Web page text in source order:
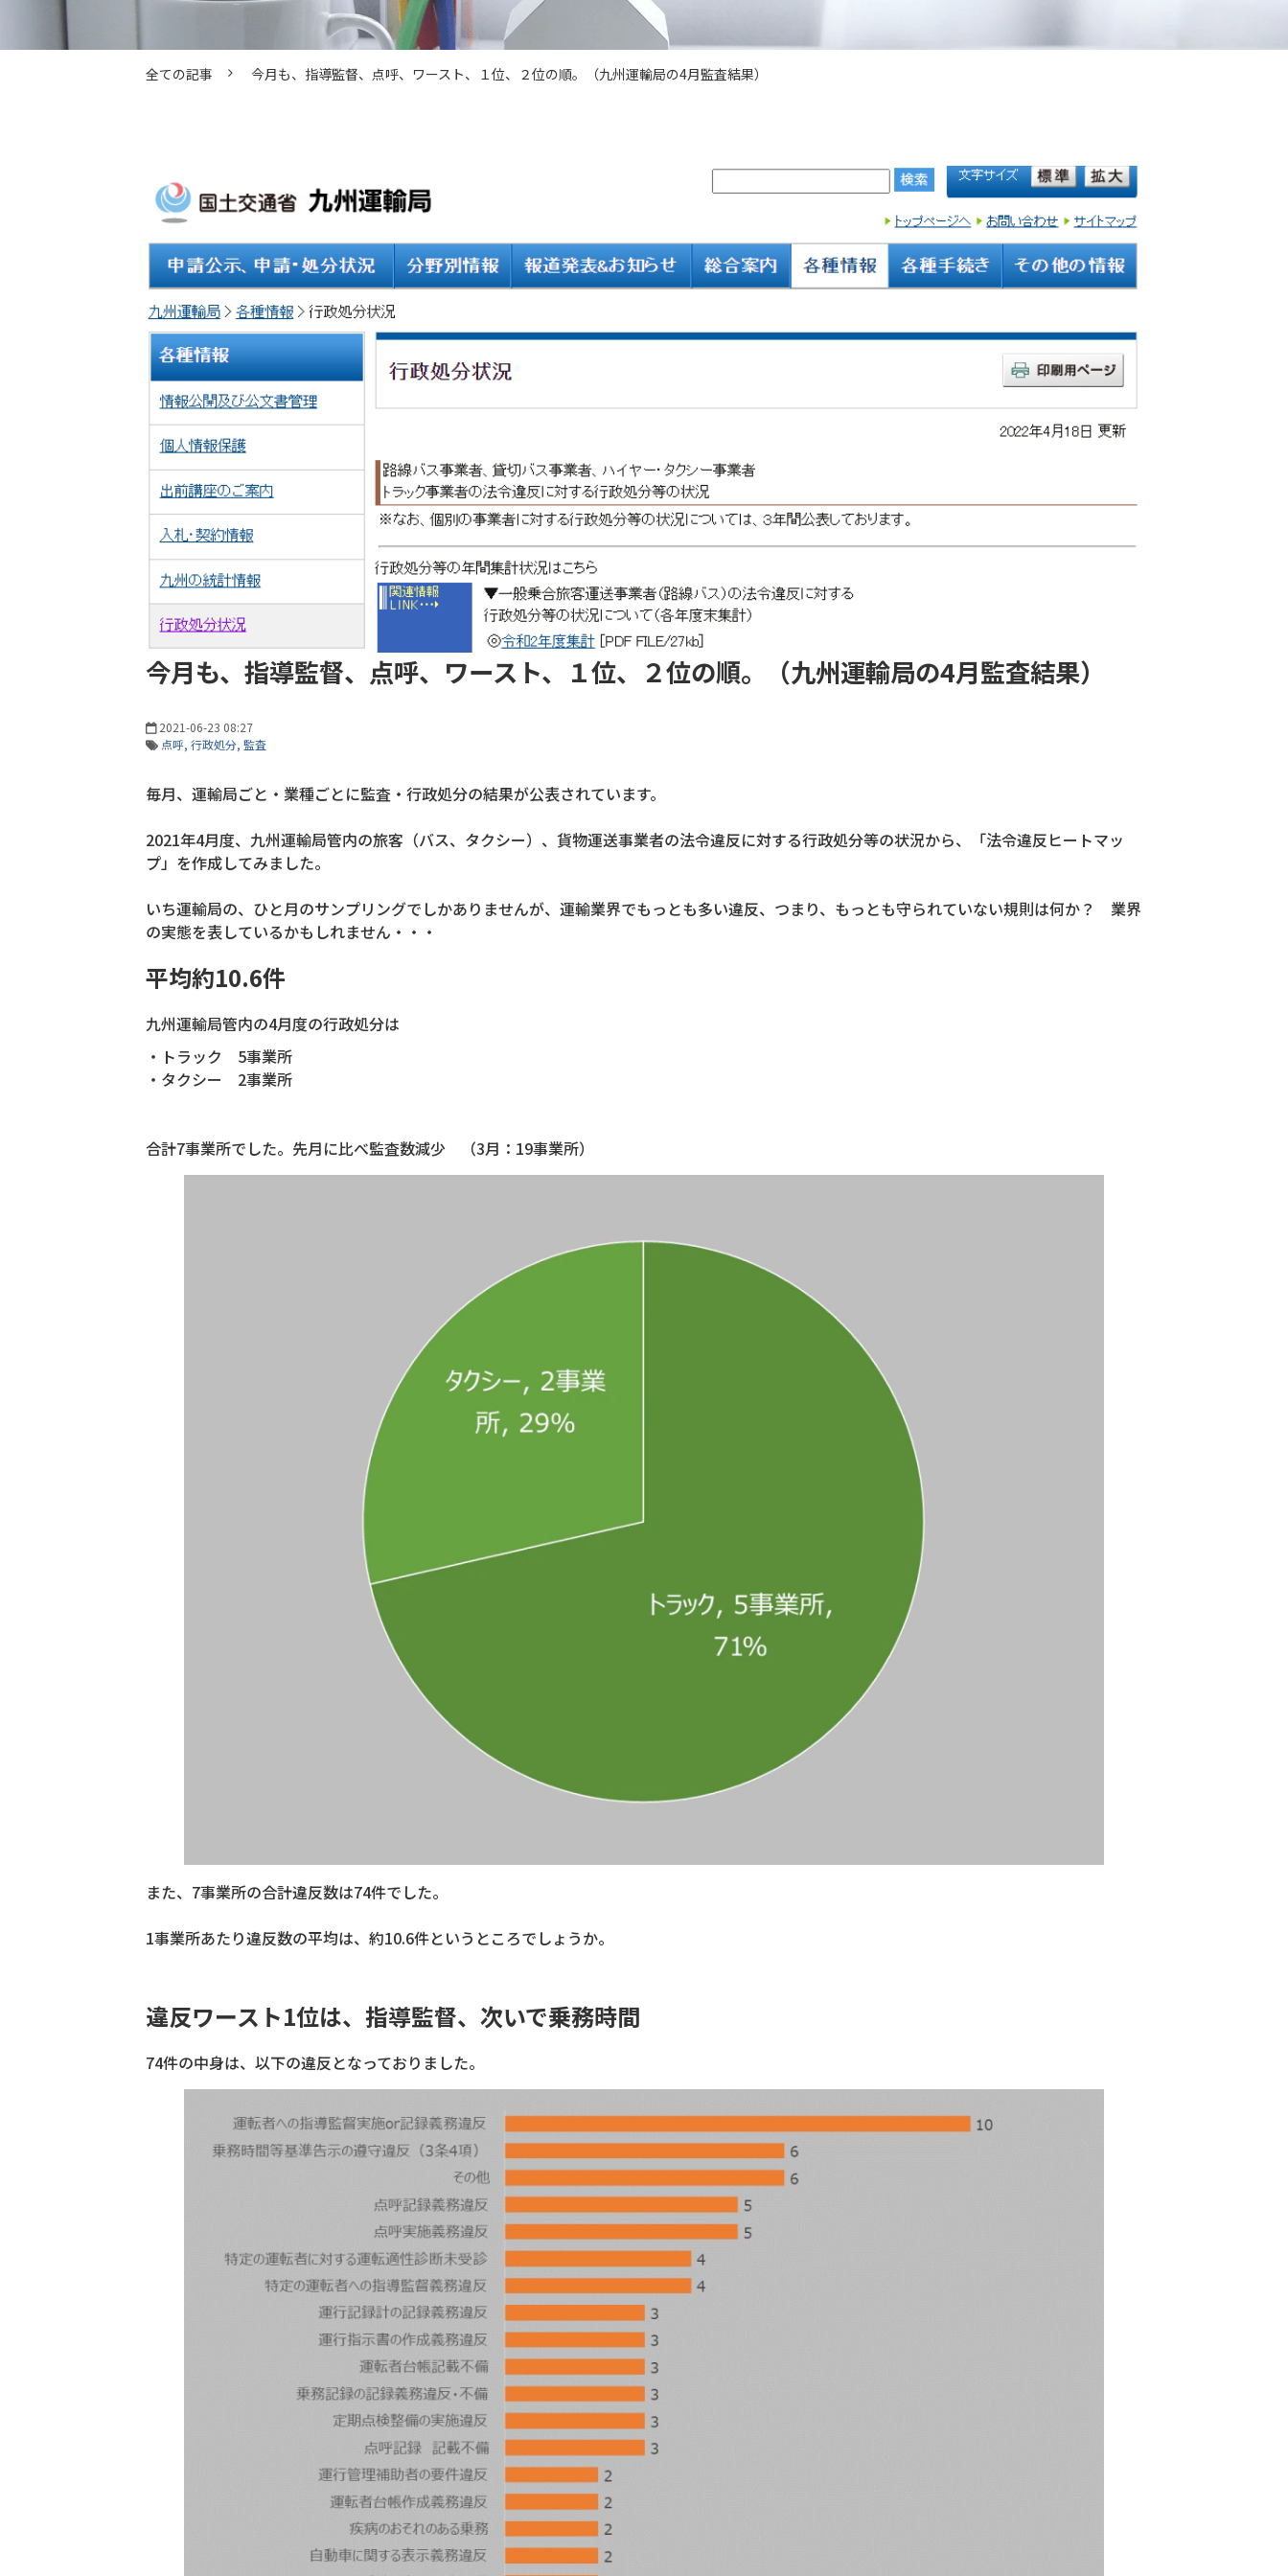
全ての記事 今月も、指導監督、点呼、ワースト、１位、２位の順。（九州運輸局の4月監査結果）
今月も、指導監督、点呼、ワースト、１位、２位の順。（九州運輸局の4月監査結果）
2021-06-23 08:27
点呼 行政処分 監査
毎月、運輸局ごと・業種ごとに監査・行政処分の結果が公表されています。
2021年4月度、九州運輸局管内の旅客（バス、タクシー）、貨物運送事業者の法令違反に対する行政処分等の状況から、「法令違反ヒートマッ
プ」を作成してみました。
いち運輸局の、ひと月のサンプリングでしかありませんが、運輸業界でもっとも多い違反、つまり、もっとも守られていない規則は何か？ 業界
の実態を表しているかもしれません・・・
平均約10.6件
九州運輸局管内の4月度の行政処分は
・トラック 5事業所
・タクシー 2事業所
合計7事業所でした。先月に比べ監査数減少 （3月：19事業所）
また、7事業所の合計違反数は74件でした。
1事業所あたり違反数の平均は、約10.6件というところでしょうか。
違反ワースト1位は、指導監督、次いで乗務時間
74件の中身は、以下の違反となっておりました。